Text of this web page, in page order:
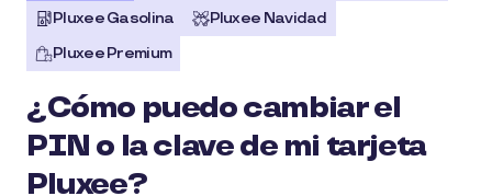
Pluxee Gasolina
Pluxee Navidad
Pluxee Premium
¿Cómo puedo cambiar el
PIN o la clave de mi tarjeta
Pluxee?